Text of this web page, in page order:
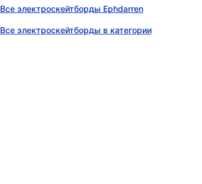
Все электроскейтборды Ephdarren
Все электроскейтборды в категории